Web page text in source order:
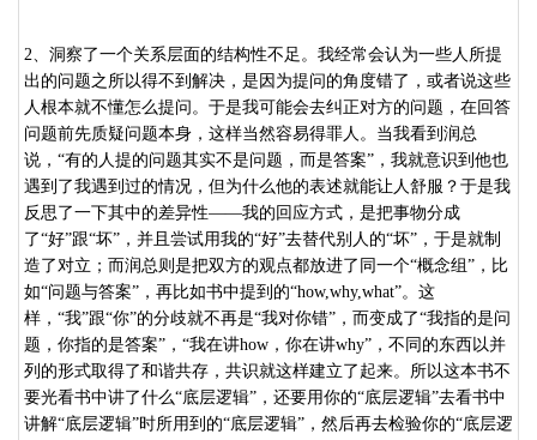
2、洞察了一个关系层面的结构性不足。我经常会认为一些人所提
出的问题之所以得不到解决，是因为提问的角度错了，或者说这些
人根本就不懂怎么提问。于是我可能会去纠正对方的问题，在回答
问题前先质疑问题本身，这样当然容易得罪人。当我看到润总
说，“有的人提的问题其实不是问题，而是答案”，我就意识到他也
遇到了我遇到过的情况，但为什么他的表述就能让人舒服？于是我
反思了一下其中的差异性——我的回应方式，是把事物分成
了“好”跟“坏”，并且尝试用我的“好”去替代别人的“坏”，于是就制
造了对立；而润总则是把双方的观点都放进了同一个“概念组”，比
如“问题与答案”，再比如书中提到的“how,why,what”。这
样，“我”跟“你”的分歧就不再是“我对你错”，而变成了“我指的是问
题，你指的是答案”，“我在讲how ，你在讲why”，不同的东西以并
列的形式取得了和谐共存，共识就这样建立了起来。所以这本书不
要光看书中讲了什么“底层逻辑”，还要用你的“底层逻辑”去看书中
讲解“底层逻辑”时所用到的“底层逻辑”，然后再去检验你的“底层逻